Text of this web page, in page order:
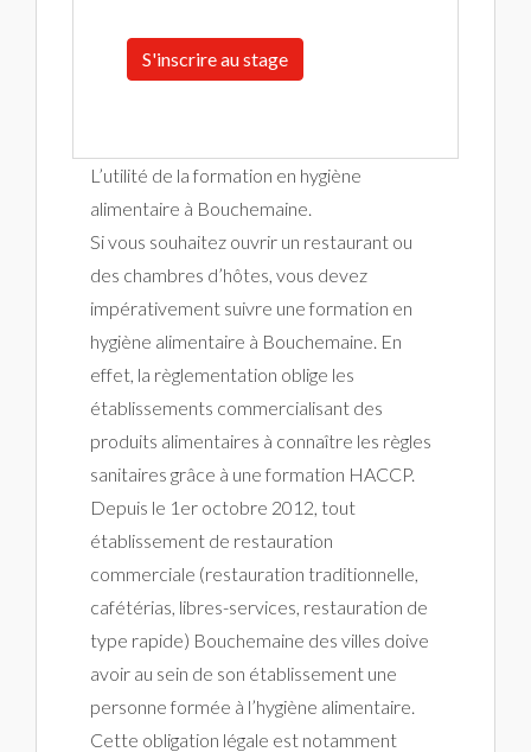
S'inscrire au stage
L’utilité de la formation en hygiène
alimentaire à Bouchemaine.
Si vous souhaitez ouvrir un restaurant ou
des chambres d’hôtes, vous devez
impérativement suivre une formation en
hygiène alimentaire à Bouchemaine. En
effet, la règlementation oblige les
établissements commercialisant des
produits alimentaires à connaître les règles
sanitaires grâce à une formation HACCP.
Depuis le 1er octobre 2012, tout
établissement de restauration
commerciale (restauration traditionnelle,
cafétérias, libres-services, restauration de
type rapide) Bouchemaine des villes doive
avoir au sein de son établissement une
personne formée à l’hygiène alimentaire.
Cette obligation légale est notamment